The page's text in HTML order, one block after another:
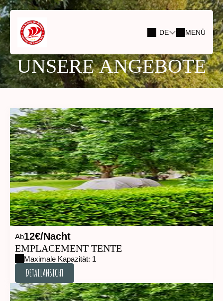
DE MENÜ
UNSERE ANGEBOTE
Ab12€/Nacht
EMPLACEMENT TENTE
Maximale Kapazität: 1
DETAILANSICHT
DETAILANSICHT